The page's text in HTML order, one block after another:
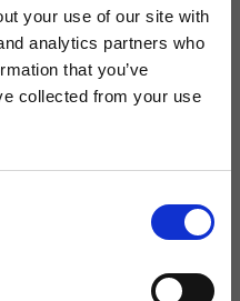
your use of our site with
analytics partners who
that you’ve
collected from your use
da Ripani. Per maggiori